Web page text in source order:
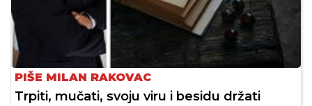
PIŠE MILAN RAKOVAC
Trpiti, mučati, svoju viru i besidu držati